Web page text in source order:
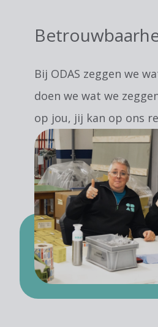
Bij ODAS zeggen we
doen we wat we
op jou, jij kan op ons